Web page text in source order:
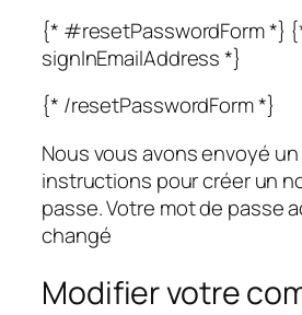
{* #resetPasswordForm *}
signInEmailAddress *}
{* /resetPasswordForm *}
Nous vous avons envoyé
instructions pour créer un
passe. Votre mot de passe
changé
Modifier votre